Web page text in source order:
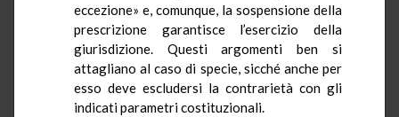
eccezione» e, comunque, la sospensione della
prescrizione garantisce l’esercizio della
giurisdizione. Questi argomenti ben si
attagliano al caso di specie, sicché anche per
esso deve escludersi la contrarietà con gli
indicati parametri costituzionali.